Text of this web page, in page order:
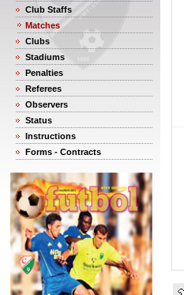
Club Staffs
Matches
Clubs
Stadiums
Penalties
Referees
Observers
Status
Instructions
Forms - Contracts